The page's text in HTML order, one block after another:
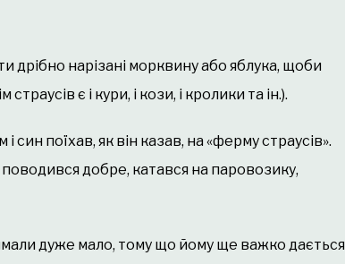
дрібно нарізані морквину або яблука, щоби
є і кури, і кози, і кролики та ін.).
син поїхав, як він казав, на «ферму страусів».
добре, катався на паровозику,
дуже мало, тому що йому ще важко дається